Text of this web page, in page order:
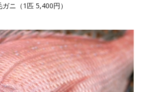
ガニ（1匹 5,400円）